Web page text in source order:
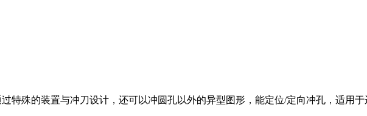
特殊的装置与冲刀设计，还可以冲圆孔以外的异型图形，能定位/定向冲孔，适用于